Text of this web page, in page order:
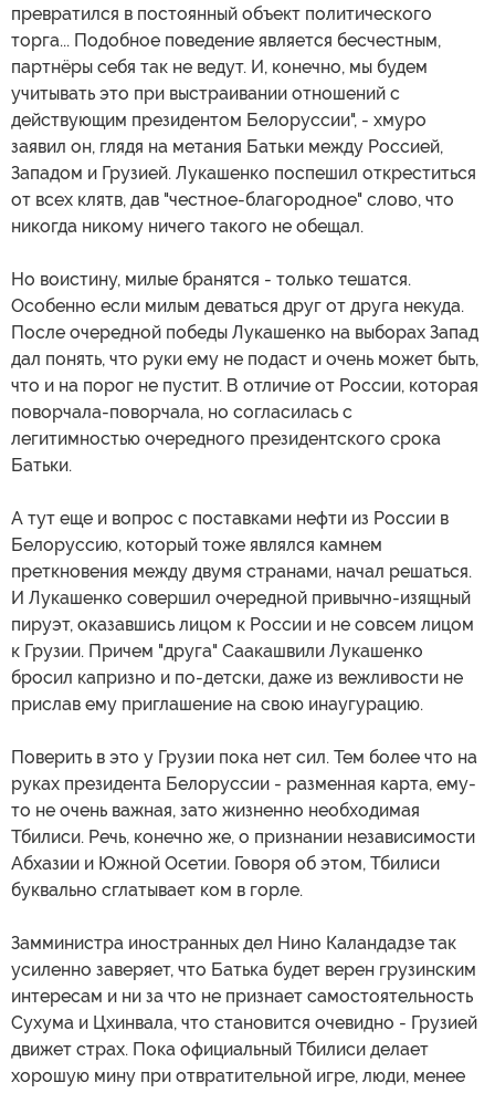
превратился в постоянный объект политического
торга... Подобное поведение является бесчестным,
партнёры себя так не ведут. И, конечно, мы будем
учитывать это при выстраивании отношений с
действующим президентом Белоруссии", - хмуро
заявил он, глядя на метания Батьки между Россией,
Западом и Грузией. Лукашенко поспешил откреститься
от всех клятв, дав "честное-благородное" слово, что
никогда никому ничего такого не обещал.
Но воистину, милые бранятся - только тешатся.
Особенно если милым деваться друг от друга некуда.
После очередной победы Лукашенко на выборах Запад
дал понять, что руки ему не подаст и очень может быть,
что и на порог не пустит. В отличие от России, которая
поворчала-поворчала, но согласилась с
легитимностью очередного президентского срока
Батьки.
А тут еще и вопрос с поставками нефти из России в
Белоруссию, который тоже являлся камнем
преткновения между двумя странами, начал решаться.
И Лукашенко совершил очередной привычно-изящный
пируэт, оказавшись лицом к России и не совсем лицом
к Грузии. Причем "друга" Саакашвили Лукашенко
бросил капризно и по-детски, даже из вежливости не
прислав ему приглашение на свою инаугурацию.
Поверить в это у Грузии пока нет сил. Тем более что на
руках президента Белоруссии - разменная карта, ему-
то не очень важная, зато жизненно необходимая
Тбилиси. Речь, конечно же, о признании независимости
Абхазии и Южной Осетии. Говоря об этом, Тбилиси
буквально сглатывает ком в горле.
Замминистра иностранных дел Нино Каландадзе так
усиленно заверяет, что Батька будет верен грузинским
интересам и ни за что не признает самостоятельность
Сухума и Цхинвала, что становится очевидно - Грузией
движет страх. Пока официальный Тбилиси делает
хорошую мину при отвратительной игре, люди, менее